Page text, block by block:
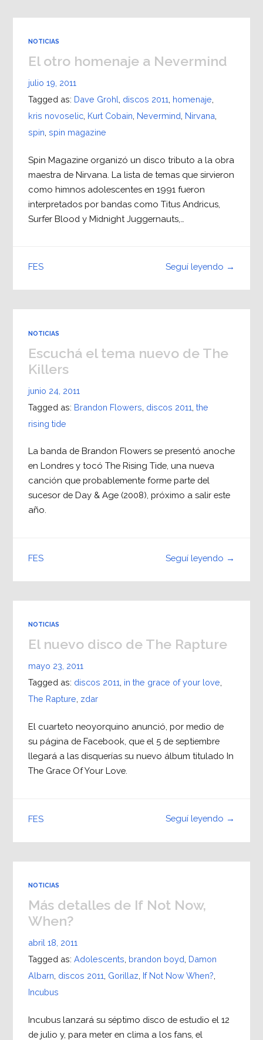
NOTICIAS
El otro homenaje a Nevermind
julio 19, 2011
Tagged as: Dave Grohl discos 2011 homenaje
kris novoselic, Kurt Cobain Nevermind Nirvana
spin spin magazine
Spin Magazine organizó un disco tributo a la obra
maestra de Nirvana. La lista de temas que sirvieron
como himnos adolescentes en 1991 fueron
interpretados por bandas como Titus Andricus,
Surfer Blood y Midnight Juggernauts,…
Seguí leyendo →
FES
NOTICIAS
Escuchá el tema nuevo de The
Killers
junio 24, 2011
Tagged as: Brandon Flowers discos 2011 the
rising tide
La banda de Brandon Flowers se presentó anoche
en Londres y tocó The Rising Tide, una nueva
canción que probablemente forme parte del
sucesor de Day & Age (2008), próximo a salir este
año.
Seguí leyendo →
FES
NOTICIAS
El nuevo disco de The Rapture
mayo 23, 2011
Tagged as: discos 2011 in the grace of your love
The Rapture zdar
El cuarteto neoyorquino anunció, por medio de
su página de Facebook, que el 5 de septiembre
llegará a las disquerías su nuevo álbum titulado In
The Grace Of Your Love.
Seguí leyendo →
FES
NOTICIAS
Más detalles de If Not Now,
When?
abril 18, 2011
Tagged as: Adolescents brandon boyd Damon
Albarn discos 2011 Gorillaz If Not Now When?
Incubus
Incubus lanzará su séptimo disco de estudio el 12
de julio y, para meter en clima a los fans, el